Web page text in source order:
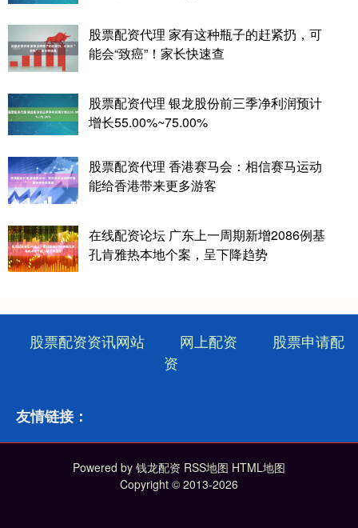
股票配资代理 家有这种瓶子的赶紧扔，可
能会“致癌”！家长快速查
股票配资代理 银龙股份前三季净利润预计
增长55.00%~75.00%
股票配资代理 香港赛马会：相信赛马运动
能给香港带来更多游客
在线配资论坛 广东上一周期新增2086例基
孔肯雅热本地个案，呈下降趋势
股票配资资讯网站 网上配资
股票申请配
资
友情链接：
Powered by 钱龙配资 RSS地图 HTML地图
Copyright © 2013-2026